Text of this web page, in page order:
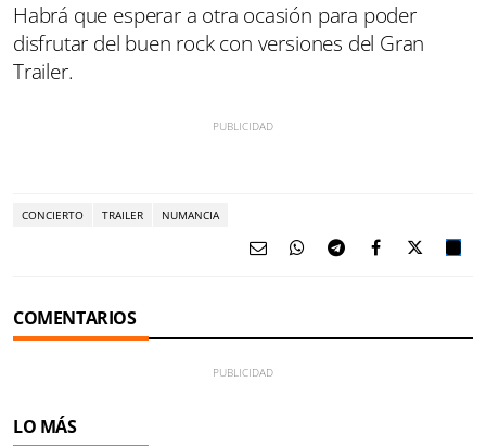
Habrá que esperar a otra ocasión para poder
disfrutar del buen rock con versiones del Gran
Trailer.
CONCIERTO TRAILER NUMANCIA
COMENTARIOS
LO MÁS